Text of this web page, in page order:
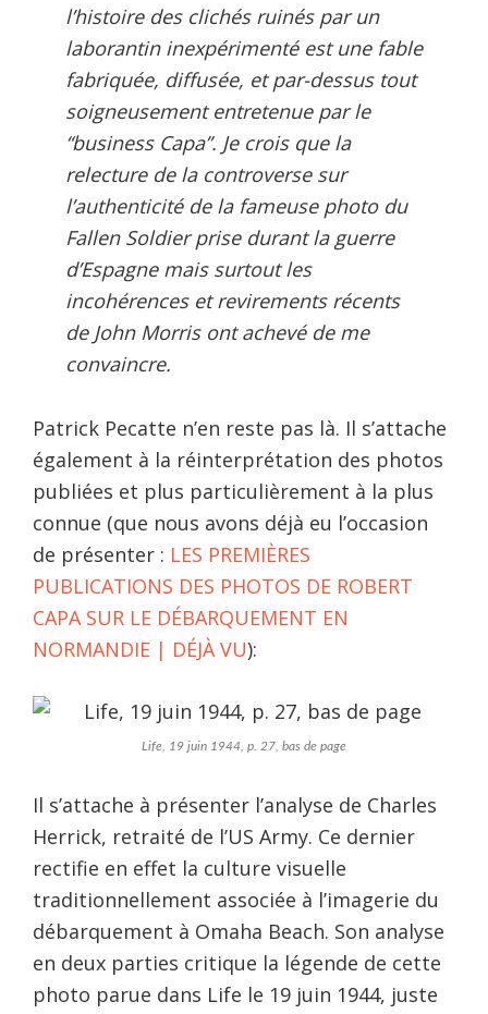
l’histoire des clichés ruinés par un
laborantin inexpérimenté est une fable
fabriquée, diffusée, et par-dessus tout
soigneusement entretenue par le
“business Capa”. Je crois que la
relecture de la controverse sur
l’authenticité de la fameuse photo du
Fallen Soldier prise durant la guerre
d’Espagne mais surtout les
incohérences et revirements récents
de John Morris ont achevé de me
convaincre.
Patrick Pecatte n’en reste pas là. Il s’attache
également à la réinterprétation des photos
publiées et plus particulièrement à la plus
connue (que nous avons déjà eu l’occasion
de présenter : LES PREMIÈRES
PUBLICATIONS DES PHOTOS DE ROBERT
CAPA SUR LE DÉBARQUEMENT EN
NORMANDIE | DÉJÀ VU):
Life, 19 juin 1944, p. 27, bas de page
Il s’attache à présenter l’analyse de Charles
Herrick, retraité de l’US Army. Ce dernier
rectifie en effet la culture visuelle
traditionnellement associée à l’imagerie du
débarquement à Omaha Beach. Son analyse
en deux parties critique la légende de cette
photo parue dans Life le 19 juin 1944, juste